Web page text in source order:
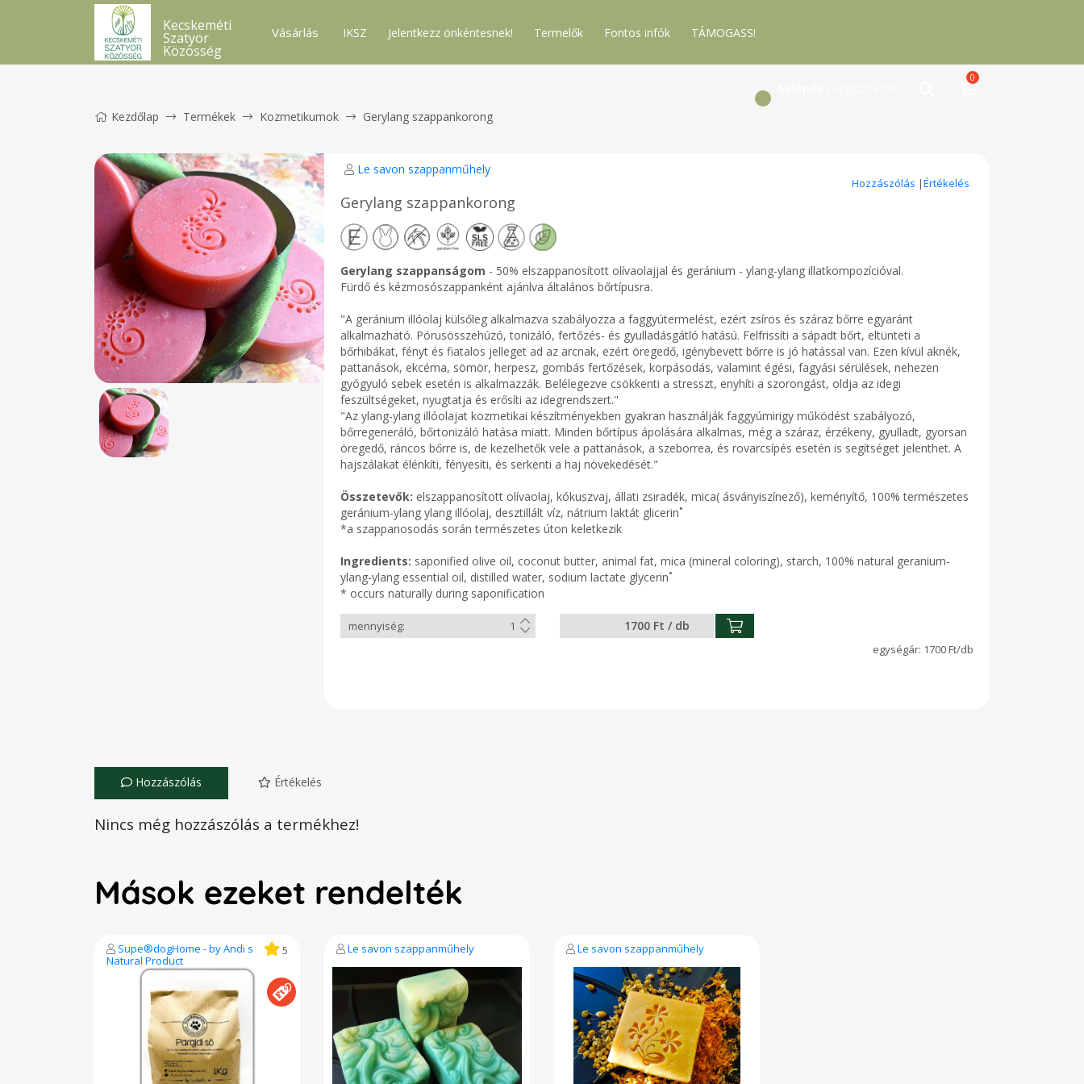
Kecskeméti
Szatyor
Közösség
Vásárlás IKSZ Jelentkezz önkéntesnek! Termelők Fontos infók TÁMOGASS!
0
Kezdőlap Termékek Kozmetikumok Gerylang szappankorong
Le savon szappanműhely
Hozzászólás |Értékelés
Gerylang szappankorong
Gerylang szappanságom - 50% elszappanosított olívaolajjal és geránium - ylang-ylang illatkompozícióval.
Fürdő és kézmosószappanként ajánlva általános bőrtípusra.
"A geránium illóolaj külsőleg alkalmazva szabályozza a faggyútermelést, ezért zsíros és száraz bőrre egyaránt
alkalmazható. Pórusösszehúzó, tonizáló, fertőzés- és gyulladásgátló hatású. Felfrissíti a sápadt bőrt, eltünteti a
bőrhibákat, fényt és fiatalos jelleget ad az arcnak, ezért öregedő, igénybevett bőrre is jó hatással van. Ezen kívül aknék,
pattanások, ekcéma, sömör, herpesz, gombás fertőzések, korpásodás, valamint égési, fagyási sérülések, nehezen
gyógyuló sebek esetén is alkalmazzák. Belélegezve csökkenti a stresszt, enyhíti a szorongást, oldja az idegi
feszültségeket, nyugtatja és erősíti az idegrendszert."
"Az ylang-ylang illóolajat kozmetikai készítményekben gyakran használják faggyúmirigy működést szabályozó,
bőrregeneráló, bőrtonizáló hatása miatt. Minden bőrtípus ápolására alkalmas, még a száraz, érzékeny, gyulladt, gyorsan
öregedő, ráncos bőrre is, de kezelhetők vele a pattanások, a szeborrea, és rovarcsípés esetén is segítséget jelenthet. A
hajszálakat élénkíti, fényesíti, és serkenti a haj növekedését."
Összetevők: elszappanosított olívaolaj, kókuszvaj, állati zsiradék, mica( ásványiszínező), keményítő, 100% természetes
geránium-ylang ylang illóolaj, desztillált víz, nátrium laktát glicerin˚
*a szappanosodás során természetes úton keletkezik
Ingredients: saponified olive oil, coconut butter, animal fat, mica (mineral coloring), starch, 100% natural geranium-
ylang-ylang essential oil, distilled water, sodium lactate glycerin˚
* occurs naturally during saponification
1700 Ft / db
1700 Ft/db
Hozzászólás Értékelés
Nincs még hozzászólás a termékhez!
Mások ezeket rendelték
Supe®dogHome - by Andi s
Natural Product
5 Le savon szappanműhely Le savon szappanműhely